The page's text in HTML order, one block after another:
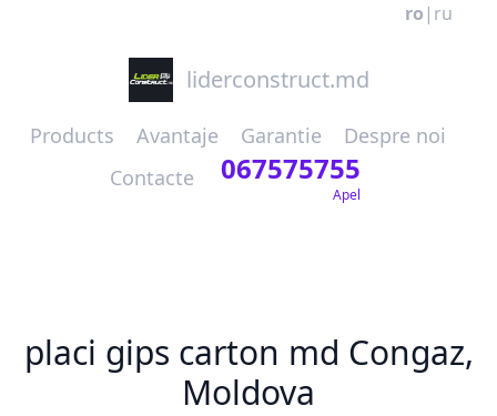
ro | ru
liderconstruct.md
Products Avantaje Garantie
Despre noi
Contacte
067575755
Apel
placi gips carton md Congaz,
Moldova